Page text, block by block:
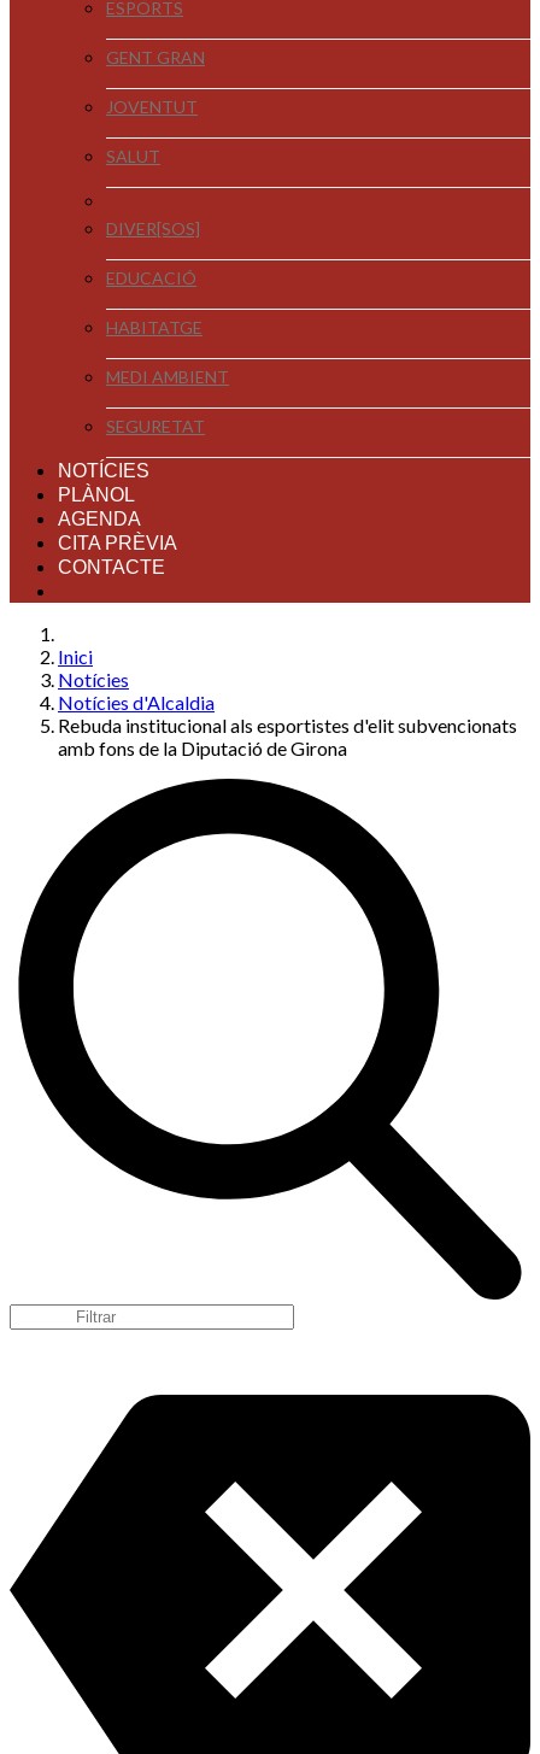
ESPORTS
GENT GRAN
JOVENTUT
SALUT
DIVER[SOS]
EDUCACIÓ
HABITATGE
MEDI AMBIENT
SEGURETAT
NOTÍCIES
PLÀNOL
AGENDA
CITA PRÈVIA
CONTACTE
Inici
Notícies
Notícies d'Alcaldia
Rebuda institucional als esportistes d'elit subvencionats
amb fons de la Diputació de Girona